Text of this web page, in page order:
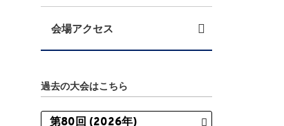
会場アクセス
過去の大会はこちら